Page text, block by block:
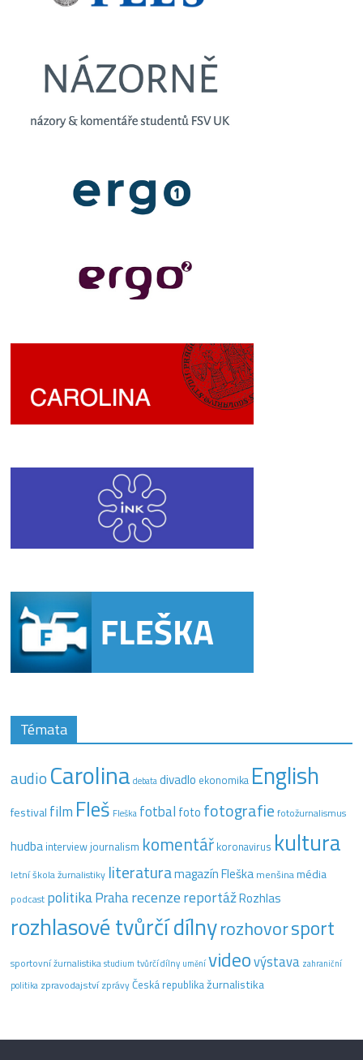
Témata
audio Carolina debata divadlo ekonomika English
festival film Fleš Fleška fotbal foto fotografie fotožurnalismus
hudba interview journalism komentář koronavirus kultura
letní škola žurnalistiky literaturamagazín Fleška menšinamédia
podcast politikaPraharecenzereportážRozhlas
rozhlasové tvůrčí dílnyrozhovorsport
sportovní žurnalistika studium tvůrčí dílny uměnívideovýstava zahraniční
politika zpravodajstvízprávyČeská republikažurnalistika